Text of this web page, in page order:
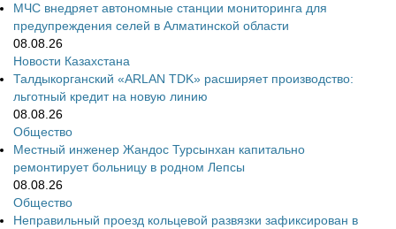
МЧС внедряет автономные станции мониторинга для
предупреждения селей в Алматинской области
08.08.26
Новости Казахстана
Талдыкорганский «ARLAN TDK» расширяет производство:
льготный кредит на новую линию
08.08.26
Общество
Местный инженер Жандос Турсынхан капитально
ремонтирует больницу в родном Лепсы
08.08.26
Общество
Неправильный проезд кольцевой развязки зафиксирован в